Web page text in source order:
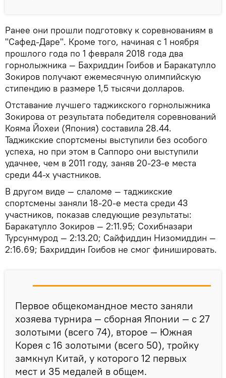
Ранее они прошли подготовку к соревнованиям в
"Сафед-Даре". Кроме того, начиная с 1 ноября
прошлого года по 1 февраля 2018 года два
горнолыжника — Бахриддин Гоибов и Баракатулло
Зокиров получают ежемесячную олимпийскую
стипендию в размере 1,5 тысячи долларов.
Отставание лучшего таджикского горнолыжника
Зокирова от результата победителя соревнований
Кояма Йохеи (Япония) составила 28.44.
Таджикские спортсмены выступили без особого
успеха, но при этом в Саппоро они выступили
удачнее, чем в 2011 году, заняв 20-23-е места
среди 44-х участников.
В другом виде — слаломе — таджикские
спортсмены заняли 18-20-е места среди 43
участников, показав следующие результаты:
Баракатулло Зокиров — 2:11.95; Сохибназари
Турсунмурод — 2:13.20; Сайфиддин Низомиддин —
2:16.69; Бахриддин Гоибов не смог финишировать.
Первое общекомандное место заняли
хозяева турнира — сборная Японии — с 27
золотыми (всего 74), второе — Южная
Корея с 16 золотыми (всего 50), тройку
замкнул Китай, у которого 12 первых
мест и 35 медалей в общем.